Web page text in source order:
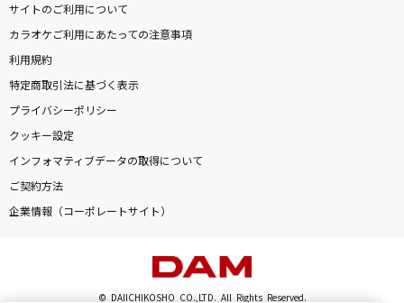
サイトのご利用について
カラオケご利用にあたっての注意事項
利用規約
特定商取引法に基づく表示
プライバシーポリシー
クッキー設定
インフォマティブデータの取得について
ご契約方法
企業情報（コーポレートサイト）
© DAIICHIKOSHO CO.,LTD. All Rights Reserved.